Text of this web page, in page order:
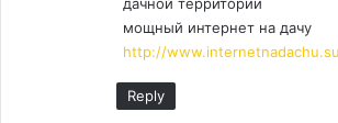
:
мощный интернет на дачу
http://
Reply